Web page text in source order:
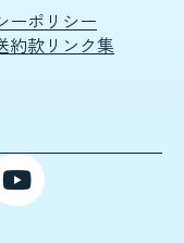
ーポリシー
約款リンク集